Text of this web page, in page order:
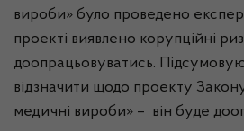
вироби» було проведено
проекті виявлено корупційні
доопрацьовуватись.
відзначити щодо проекту
медичні вироби» – він буде